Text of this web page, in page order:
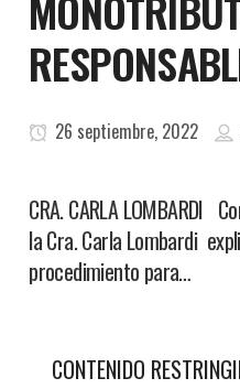
26 septiembre, 2022
CRA. CARLA LOMBARDI
la Cra. Carla Lombardi
procedimiento para…
CONTENIDO